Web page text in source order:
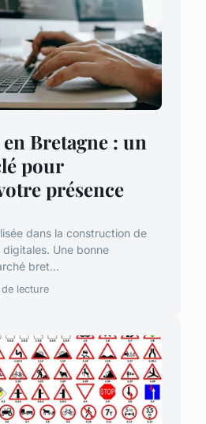
Bretagne : un
pour
présence
dans la construction de
Une bonne
bret...
lecture